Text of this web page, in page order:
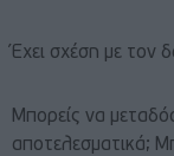
Έχει σχέση με τον
Μπορείς να
αποτελεσματικά;